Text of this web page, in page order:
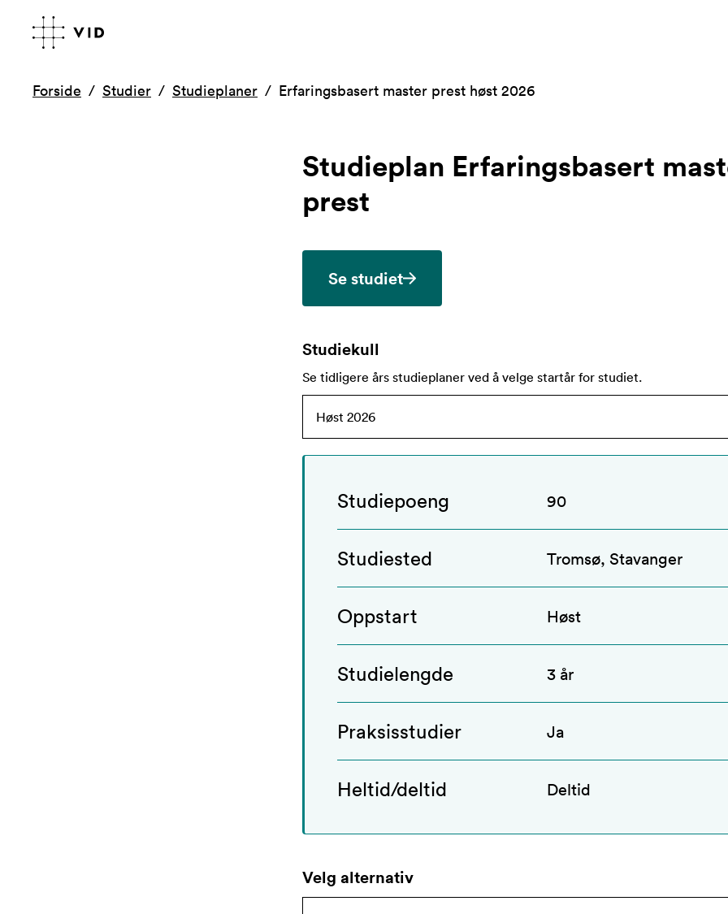
Forside Studier Studieplaner Erfaringsbasert master prest høst 2026
Studieplan Erfaringsbasert
prest
Se studiet
Studiekull
Se tidligere års studieplaner ved å velge startår for studiet.
Studiepoeng 90
Studiested Tromsø, Stavanger
Oppstart Høst
Studielengde 3 år
Praksisstudier Ja
Heltid/deltid Deltid
Velg alternativ